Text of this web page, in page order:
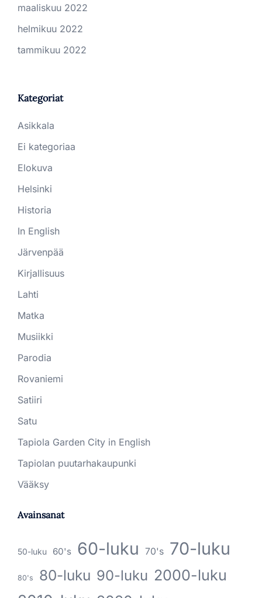
maaliskuu 2022
helmikuu 2022
tammikuu 2022
Kategoriat
Asikkala
Ei kategoriaa
Elokuva
Helsinki
Historia
In English
Järvenpää
Kirjallisuus
Lahti
Matka
Musiikki
Parodia
Rovaniemi
Satiiri
Satu
Tapiola Garden City in English
Tapiolan puutarhakaupunki
Vääksy
Avainsanat
50-luku 60's 60-luku 70's 70-luku
80's 80-luku 90-luku 2000-luku